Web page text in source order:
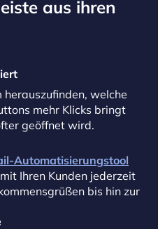
aus ihren
herauszufinden, welche
mehr Klicks bringt
geöffnet wird.
Automatisierungstool
Ihren Kunden jederzeit
bis hin zur